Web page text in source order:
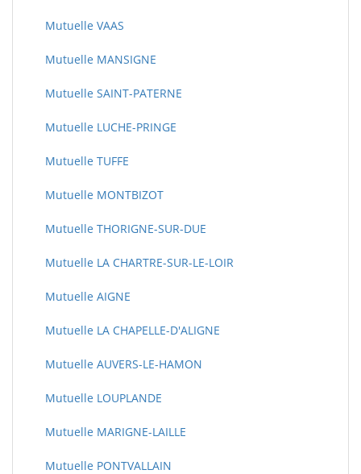
Mutuelle VAAS
Mutuelle MANSIGNE
Mutuelle SAINT-PATERNE
Mutuelle LUCHE-PRINGE
Mutuelle TUFFE
Mutuelle MONTBIZOT
Mutuelle THORIGNE-SUR-DUE
Mutuelle LA CHARTRE-SUR-LE-LOIR
Mutuelle AIGNE
Mutuelle LA CHAPELLE-D'ALIGNE
Mutuelle AUVERS-LE-HAMON
Mutuelle LOUPLANDE
Mutuelle MARIGNE-LAILLE
Mutuelle PONTVALLAIN